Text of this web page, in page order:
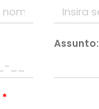
Assunto:
*